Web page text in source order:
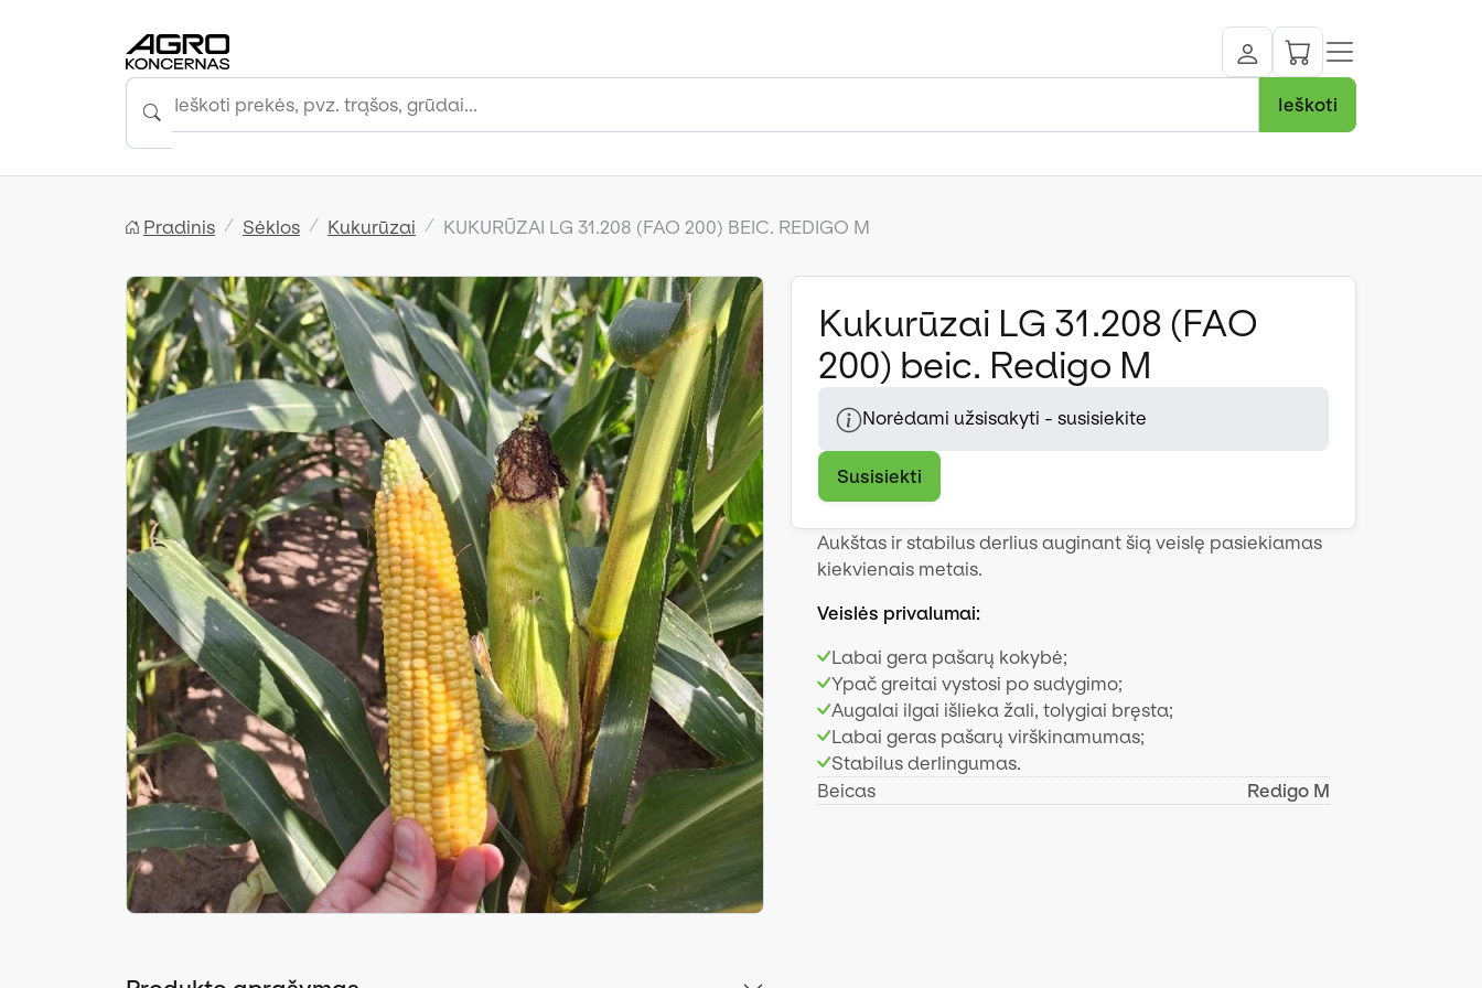
Ieškoti
Pradinis Sėklos Kukurūzai KUKURŪZAI LG 31.208 (FAO 200) BEIC. REDIGO M
Kukurūzai LG 31.208 (FAO
200) beic. Redigo M
Norėdami užsisakyti - susisiekite
Susisiekti
Aukštas ir stabilus derlius auginant šią veislę pasiekiamas
kiekvienais metais.
Veislės privalumai:
Labai gera pašarų kokybė;
Ypač greitai vystosi po sudygimo;
Augalai ilgai išlieka žali, tolygiai bręsta;
Labai geras pašarų virškinamumas;
Stabilus derlingumas.
Beicas
Redigo M